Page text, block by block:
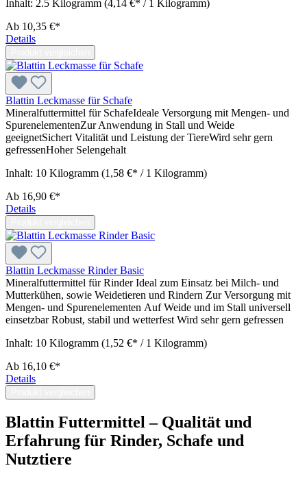
Inhalt: 2.5 Kilogramm (4,14 €* / 1 Kilogramm)
Ab 10,35 €*
Details
Blattin Leckmasse für Schafe
Mineralfuttermittel für SchafeIdeale Versorgung mit Mengen- und
SpurenelementenZur Anwendung in Stall und Weide
geeignetSichert Vitalität und Leistung der TiereWird sehr gern
gefressenHoher Selengehalt
Inhalt: 10 Kilogramm (1,58 €* / 1 Kilogramm)
Ab 16,90 €*
Details
Blattin Leckmasse Rinder Basic
Mineralfuttermittel für Rinder Ideal zum Einsatz bei Milch- und
Mutterkühen, sowie Weidetieren und Rindern Zur Versorgung mit
Mengen- und Spurenelementen Auf Weide und im Stall universell
einsetzbar Robust, stabil und wetterfest Wird sehr gern gefressen
Inhalt: 10 Kilogramm (1,52 €* / 1 Kilogramm)
Ab 16,10 €*
Details
Blattin Futtermittel – Qualität und
Erfahrung für Rinder, Schafe und
Nutztiere